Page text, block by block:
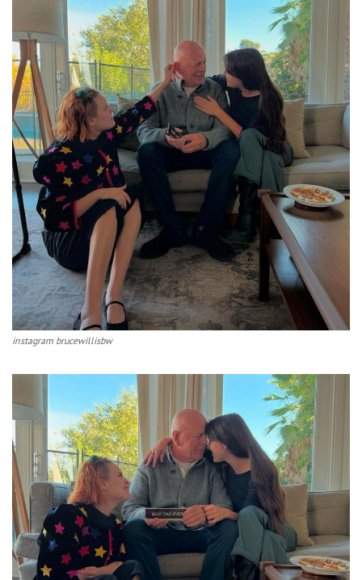
instagram brucewillisbw